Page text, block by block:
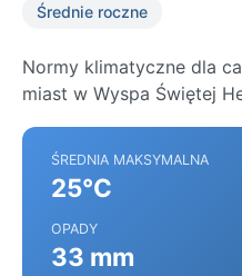
Średnie roczne
Normy klimatyczne dla
miast w Wyspa Świętej
ŚREDNIA MAKSYMALNA
25°C
OPADY
33 mm